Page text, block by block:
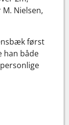
Nielsen,
først
han både